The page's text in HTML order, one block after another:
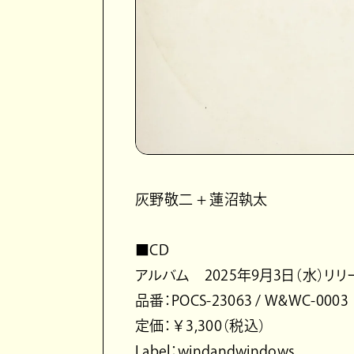
灰野敬二 + 蓮沼執太
■CD
アルバム 2025年9月3日（水）リリ
品番：POCS-23063 / W&WC-0003
定価：￥3,300（税込）
Label：windandwindows